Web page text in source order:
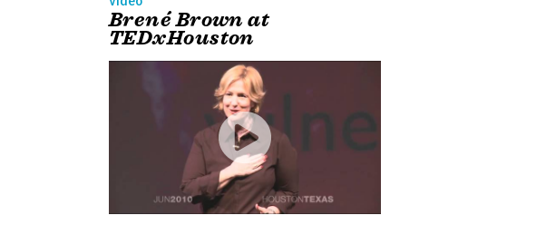
Brené Brown at
TEDxHouston